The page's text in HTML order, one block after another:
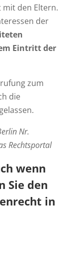
mit den Eltern.
der
Eintritt der
zum
die
Nr.
Rechtsportal
wenn
Sie den
in